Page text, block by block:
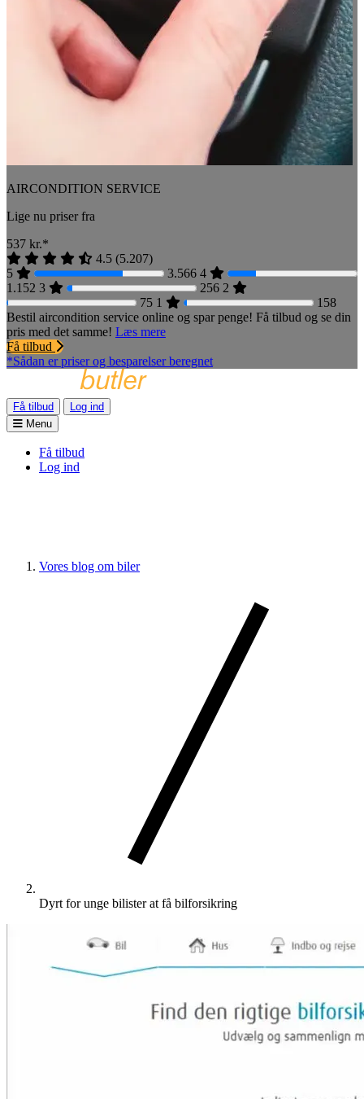
AIRCONDITION SERVICE
Lige nu priser fra
537 kr.*
4.5 (5.207)
5
3.566 4
1.152 3 256 2
75 1
158
Bestil aircondition service online og spar penge! Få tilbud og se din
pris med det samme! Læs mere
Få tilbud
*Sådan er priser og besparelser beregnet
Få tilbud
Log ind
Menu
Få tilbud
Log ind
Vores blog om biler
Dyrt for unge bilister at få bilforsikring